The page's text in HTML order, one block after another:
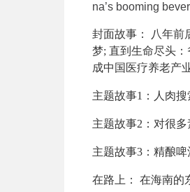
na’s booming
封面故事：
八年前
梦; 直到生命尽头
成中国医疗养老产
主题故事1： 人肉
主题故事2： 对很
主题故事3： 精酿啤
在路上： 在海南的